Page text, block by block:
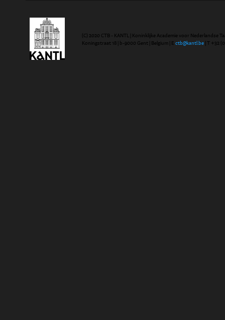
(C) 2020 CTB - KANTL | Koninklijke Academie voor Nederlandse
Koningstraat 18 | b-9000 Gent | Belgium | E ctb@kantl.be | T +32